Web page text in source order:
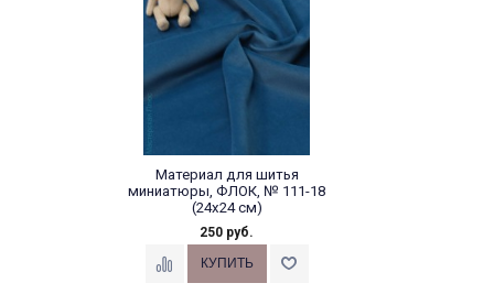
Материал для шитья
миниатюры, ФЛОК, № 111-18
(24х24 см)
250 руб.